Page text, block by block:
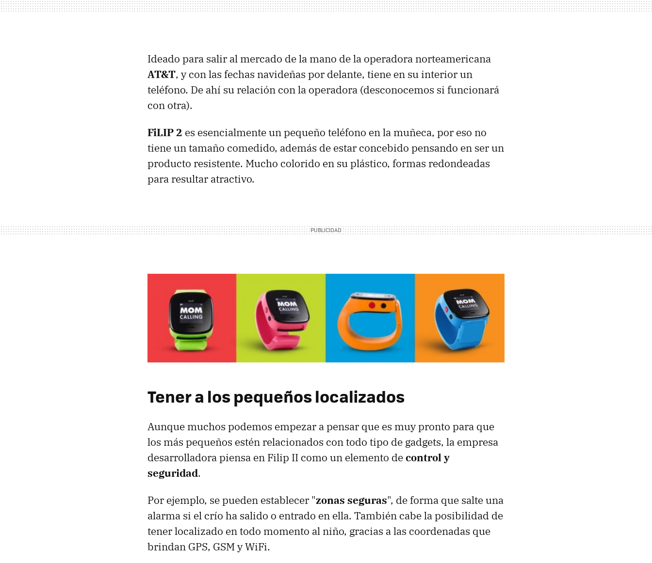
Ideado para salir al mercado de la mano de la operadora norteamericana
AT&T, y con las fechas navideñas por delante, tiene en su interior un
teléfono. De ahí su relación con la operadora (desconocemos si funcionará
con otra).
FiLIP 2 es esencialmente un pequeño teléfono en la muñeca, por eso no
tiene un tamaño comedido, además de estar concebido pensando en ser un
producto resistente. Mucho colorido en su plástico, formas redondeadas
para resultar atractivo.
Tener a los pequeños localizados
Aunque muchos podemos empezar a pensar que es muy pronto para que
los más pequeños estén relacionados con todo tipo de gadgets, la empresa
desarrolladora piensa en Filip II como un elemento decontrol y
seguridad.
Por ejemplo, se pueden establecer "zonas seguras", de forma que salte una
alarma si el crío ha salido o entrado en ella. También cabe la posibilidad de
tener localizado en todo momento al niño, gracias a las coordenadas que
brindan GPS, GSM y WiFi.